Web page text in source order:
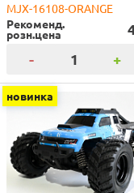
MJX-16108-ORANGE
Рекоменд.
розн.цена
- +
новинка